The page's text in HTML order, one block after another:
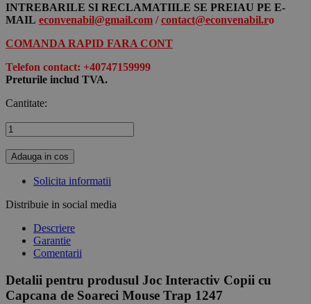
INTREBARILE SI RECLAMATIILE SE PREIAU PE E-
MAIL econvenabil@gmail.com /contact@econvenabil.ro
COMANDA RAPID FARA CONT
Telefon contact: +40747159999
Preturile includ TVA.
Cantitate:
Adauga in cos
Solicita informatii
Distribuie in social media
Descriere
Garantie
Comentarii
Detalii pentru produsul Joc Interactiv Copii cu
Capcana de Soareci Mouse Trap 1247